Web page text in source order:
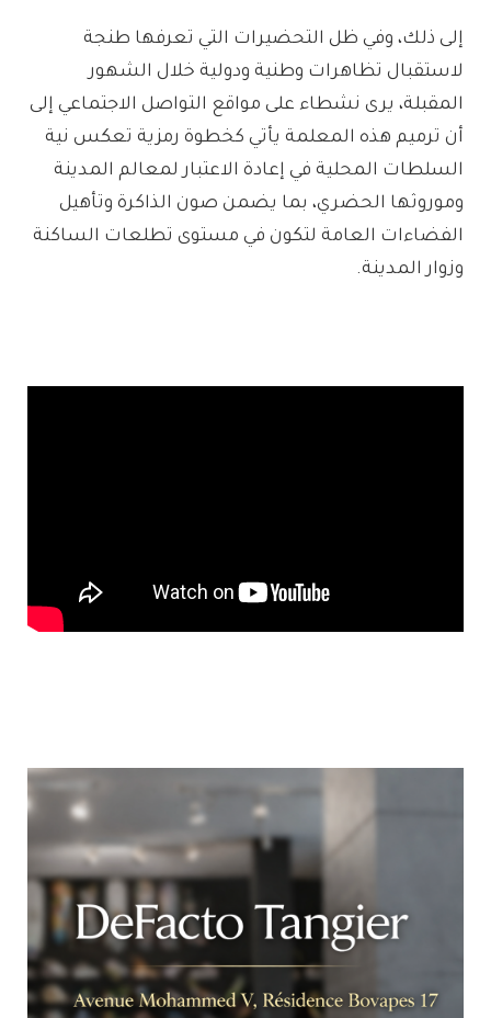
إلى ذلك، وفي ظل التحضيرات التي تعرفها طنجة
لاستقبال تظاهرات وطنية ودولية خلال الشهور
المقبلة، يرى نشطاء على مواقع التواصل الاجتماعي إلى
أن ترميم هذه المعلمة يأتي كخطوة رمزية تعكس نية
السلطات المحلية في إعادة الاعتبار لمعالم المدينة
وموروثها الحضري، بما يضمن صون الذاكرة وتأهيل
الفضاءات العامة لتكون في مستوى تطلعات الساكنة
وزوار المدينة.